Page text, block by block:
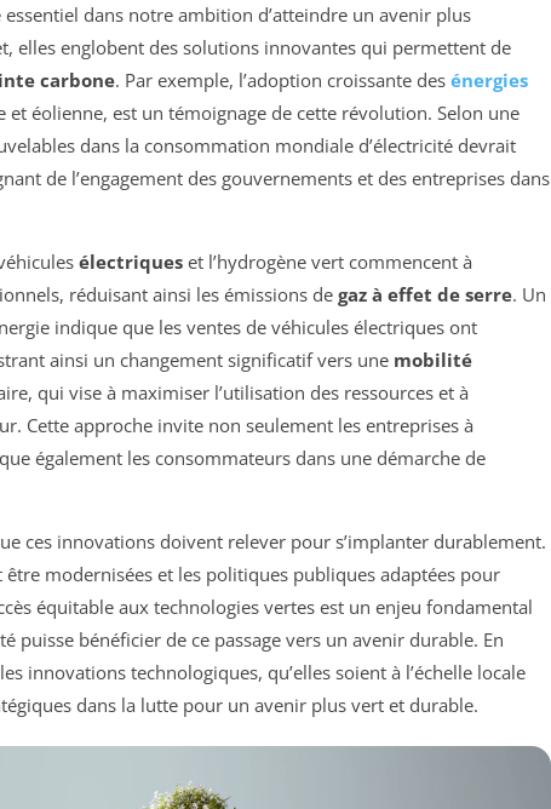
dans notre ambition d’atteindre un avenir plus
elles englobent des solutions innovantes qui permettent de
carbone. Par exemple, l’adoption croissante des énergies
et éolienne, est un témoignage de cette révolution. Selon une
dans la consommation mondiale d’électricité devrait
de l’engagement des gouvernements et des entreprises dans
électriques et l’hydrogène vert commencent à
réduisant ainsi les émissions de gaz à effet de serre. Un
indique que les ventes de véhicules électriques ont
ainsi un changement significatif vers une mobilité
qui vise à maximiser l’utilisation des ressources et à
Cette approche invite non seulement les entreprises à
également les consommateurs dans une démarche de
ces innovations doivent relever pour s’implanter durablement.
modernisées et les politiques publiques adaptées pour
équitable aux technologies vertes est un enjeu fondamental
puisse bénéficier de ce passage vers un avenir durable. En
innovations technologiques, qu’elles soient à l’échelle locale
dans la lutte pour un avenir plus vert et durable.